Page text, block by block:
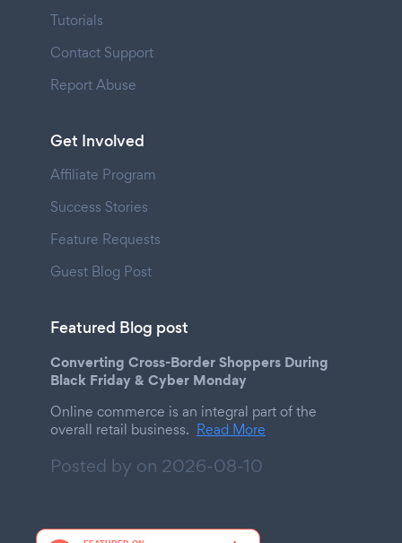
Tutorials
Contact Support
Report Abuse
Get Involved
Affiliate Program
Success Stories
Feature Requests
Guest Blog Post
Featured Blog post
Converting Cross-Border Shoppers During
Black Friday & Cyber Monday
Online commerce is an integral part of the
overall retail business. Read More
Posted by on 2026-08-10